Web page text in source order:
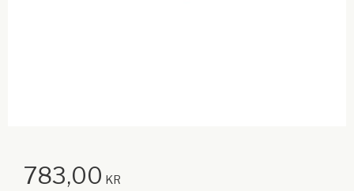
783,00 KR